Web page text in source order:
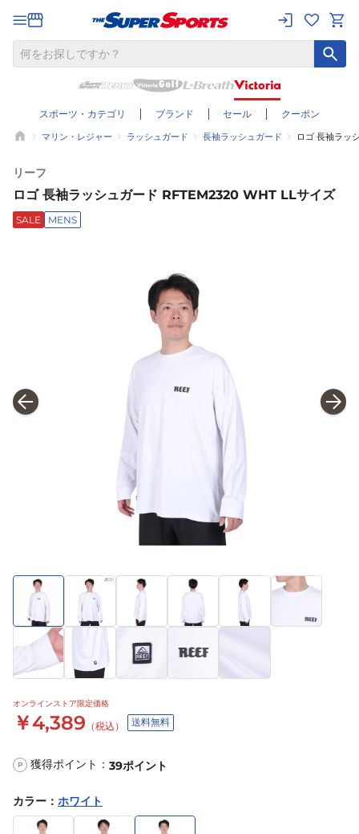
スポーツ・カテゴリ ブランド セール クーポン
マリン・レジャー ラッシュガード 長袖ラッシュガード ロゴ 長袖ラッ
リーフ
ロゴ 長袖ラッシュガード RFTEM2320 WHT LLサイズ
SALE MENS
オンラインストア限定価格
￥4,389 （税込） 送料無料
P 獲得ポイント： 39ポイント
カラー ： ホワイト